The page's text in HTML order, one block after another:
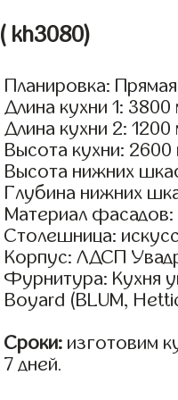
( kh3080)
Планировка: Прямая
Длина кухни 1: 3800
Длина кухни 2: 1200
Высота кухни: 2600
Высота нижних
Глубина нижних
Материал
Столешница:
Корпус: ЛДСП
Фурнитура: Кухня
Boyard (BLUM,
Сроки: изготовим
7 дней.